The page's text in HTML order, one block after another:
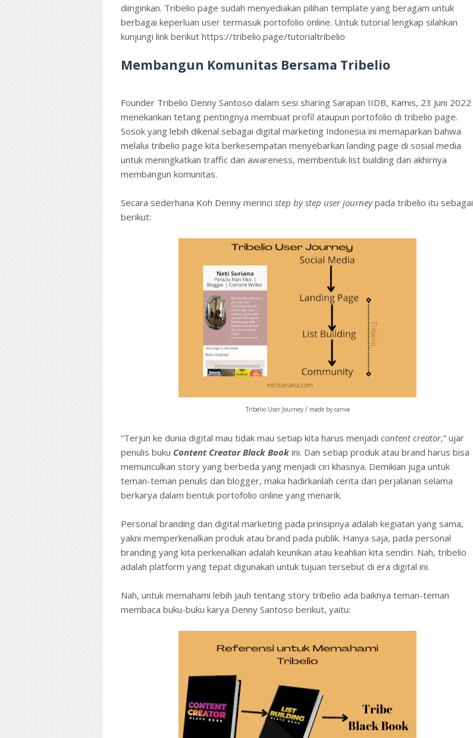
diinginkan. Tribelio page sudah menyediakan pilihan template yang beragam untuk
berbagai keperluan user termasuk portofolio online. Untuk tutorial lengkap silahkan
kunjungi link berikut https://tribelio.page/tutorialtribelio
Membangun Komunitas Bersama Tribelio
Founder Tribelio Denny Santoso dalam sesi sharing Sarapan IIDB, Kamis, 23 Juni 2022
menekankan tetang pentingnya membuat profil ataupun portofolio di tribelio page.
Sosok yang lebih dikenal sebagai digital marketing Indonesia ini memaparkan bahwa
melalui tribelio page kita berkesempatan menyebarkan landing page di sosial media
untuk meningkatkan traffic dan awareness, membentuk list building dan akhirnya
membangun komunitas.
Secara sederhana Koh Denny merinci step by step user journeypada tribelio itu sebagai
berikut:
Tribelio User Journey / made by canva
“Terjun ke dunia digital mau tidak mau setiap kita harus menjadi content creator,” ujar
penulis buku Content Creator Black Book ini. Dan setiap produk atau brand harus bisa
memunculkan story yang berbeda yang menjadi ciri khasnya. Demikian juga untuk
teman-teman penulis dan blogger, maka hadirkanlah cerita dari perjalanan selama
berkarya dalam bentuk portofolio online yang menarik.
Personal branding dan digital marketing pada prinsipnya adalah kegiatan yang sama,
yakni memperkenalkan produk atau brand pada publik. Hanya saja, pada personal
branding yang kita perkenalkan adalah keunikan atau keahlian kita sendiri. Nah, tribelio
adalah platform yang tepat digunakan untuk tujuan tersebut di era digital ini.
Nah, untuk memahami lebih jauh tentang story tribelio ada baiknya teman-teman
membaca buku-buku karya Denny Santoso berikut, yaitu: